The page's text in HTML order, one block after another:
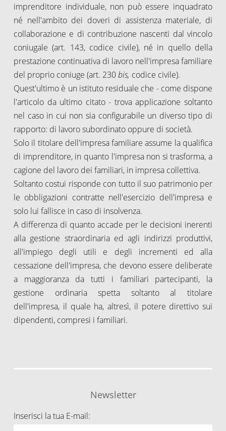
imprenditore individuale, non può essere inquadrato
né nell'ambito dei doveri di assistenza materiale, di
collaborazione e di contribuzione nascenti dal vincolo
coniugale (art. 143, codice civile), né in quello della
prestazione continuativa di lavoro nell'impresa familiare
del proprio coniuge (art. 230bis, codice civile).
Quest'ultimo è un istituto residuale che - come dispone
l'articolo da ultimo citato - trova applicazione soltanto
nel caso in cui non sia configurabile un diverso tipo di
rapporto: di lavoro subordinato oppure di società.
Solo il titolare dell'impresa familiare assume la qualifica
di imprenditore, in quanto l'impresa non si trasforma, a
cagione del lavoro dei familiari, in impresa collettiva.
Soltanto costui risponde con tutto il suo patrimonio per
le obbligazioni contratte nell'esercizio dell'impresa e
solo lui fallisce in caso di insolvenza.
A differenza di quanto accade per le decisioni inerenti
alla gestione straordinaria ed agli indirizzi produttivi,
all'impiego degli utili e degli incrementi ed alla
cessazione dell'impresa, che devono essere deliberate
a maggioranza da tutti i familiari partecipanti, la
gestione ordinaria spetta soltanto al titolare
dell'impresa, il quale ha, altresì, il potere direttivo sui
dipendenti, compresi i familiari.
Newsletter
Inserisci la tua E-mail: